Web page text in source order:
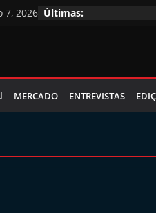
7, 2026 Últimas:
MERCADO ENTREVISTAS